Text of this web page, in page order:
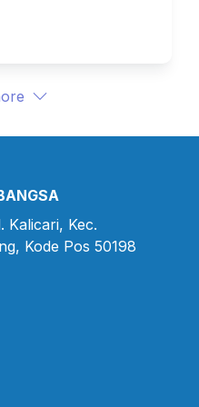
Kalicari, Kec.
Kode Pos 50198